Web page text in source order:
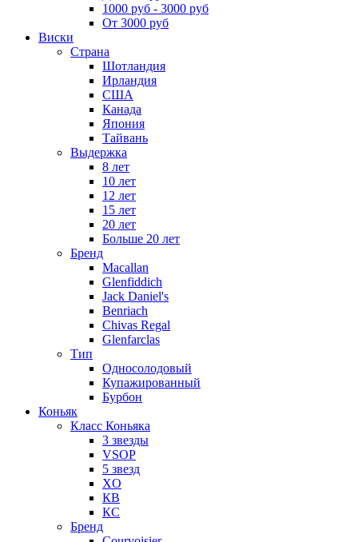
1000 руб - 3000 руб
От 3000 руб
Виски
Страна
Шотландия
Ирландия
США
Канада
Япония
Тайвань
Выдержка
8 лет
10 лет
12 лет
15 лет
20 лет
Больше 20 лет
Бренд
Macallan
Glenfiddich
Jack Daniel's
Benriach
Chivas Regal
Glenfarclas
Тип
Односолодовый
Купажированный
Бурбон
Коньяк
Класс Коньяка
3 звезды
VSOP
5 звезд
XO
КВ
КС
Бренд